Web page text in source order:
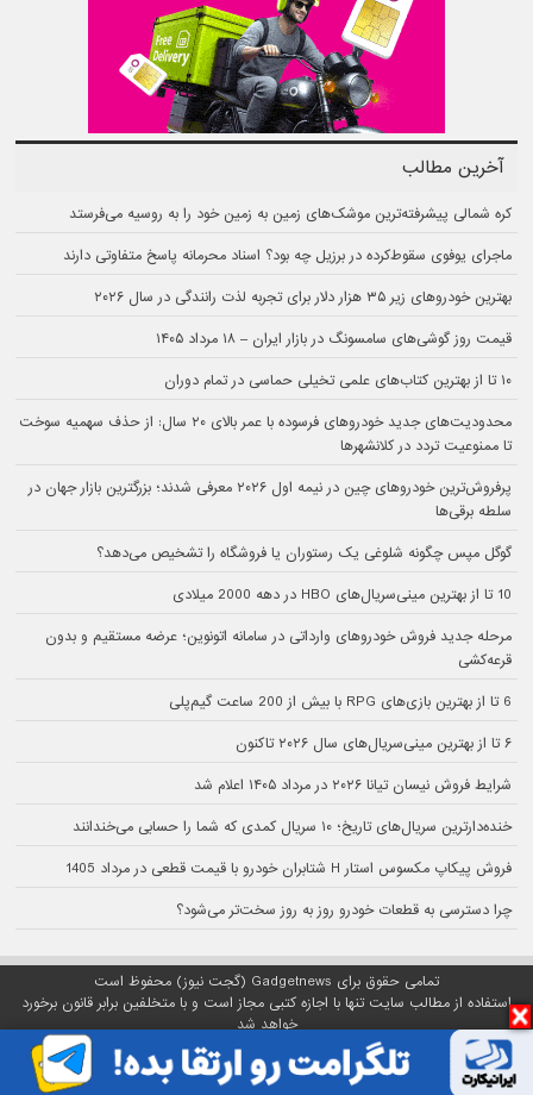
آخرین مطالب
کره شمالی پیشرفته‌ترین موشک‌های زمین به زمین خود را به روسیه می‌فرستد
ماجرای یوفوی سقوط‌کرده در برزیل چه بود؟ اسناد محرمانه پاسخ متفاوتی دارند
بهترین خودروهای زیر ۳۵ هزار دلار برای تجربه لذت رانندگی در سال ۲۰۲۶
قیمت روز گوشی‌های سامسونگ در بازار ایران – ۱۸ مرداد ۱۴۰۵
۱۰ تا از بهترین کتاب‌های علمی تخیلی حماسی در تمام دوران
محدودیت‌های جدید خودروهای فرسوده با عمر بالای ۲۰ سال: از حذف سهمیه سوخت
تا ممنوعیت تردد در کلانشهرها
پرفروش‌ترین خودروهای چین در نیمه اول ۲۰۲۶ معرفی شدند؛ بزرگترین بازار جهان در
سلطه برقی‌ها
گوگل مپس چگونه شلوغی یک رستوران یا فروشگاه را تشخیص می‌دهد؟
10 تا از بهترین مینی‌سریال‌های HBO در دهه 2000 میلادی
مرحله جدید فروش خودروهای وارداتی در سامانه اتونوین؛ عرضه مستقیم و بدون
قرعه‌کشی
6 تا از بهترین بازی‌های RPG با بیش از 200 ساعت گیم‌پلی
۶ تا از بهترین مینی‌سریال‌های سال ۲۰۲۶ تاکنون
شرایط فروش نیسان تیانا ۲۰۲۶ در مرداد ۱۴۰۵ اعلام شد
خنده‌دارترین سریال‌های تاریخ؛ ۱۰ سریال کمدی که شما را حسابی می‌خندانند
فروش پیکاپ مکسوس استار H شتابران خودرو با قیمت قطعی در مرداد 1405
چرا دسترسی به قطعات خودرو روز به روز سخت‌تر می‌شود؟
تمامی حقوق برای Gadgetnews (گجت نیوز) محفوظ است
استفاده از مطالب سایت تنها با اجازه کتبی مجاز است و با متخلفین برابر قانون برخورد
خواهد شد
پلتفرم گجت نیوز روی
سرور اختصاصیمبین هاست میزبانی می‌شود